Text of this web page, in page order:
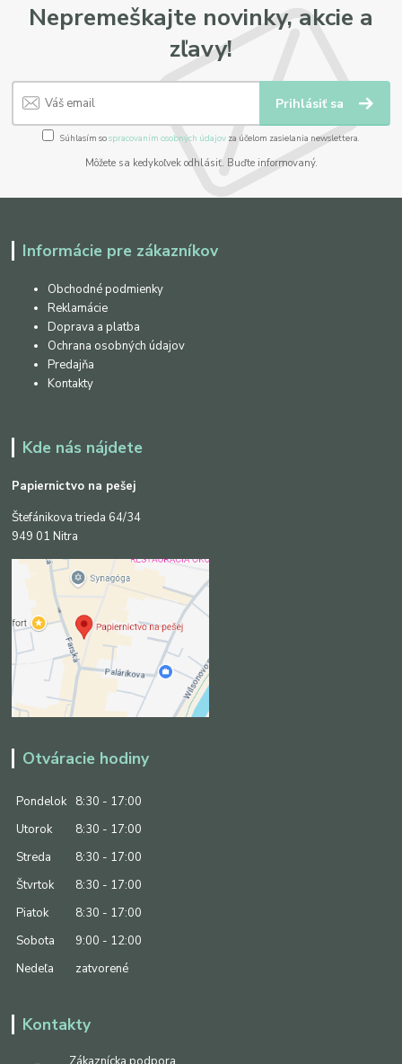
Nepremeškajte novinky, akcie a
zľavy!
Prihlásiť sa
Súhlasím sospracovaním osobných údajov za účelom zasielania newslettera.
Môžete sa kedykoľvek odhlásiť. Buďte informovaný.
Informácie pre zákazníkov
Obchodné podmienky
Reklamácie
Doprava a platba
Ochrana osobných údajov
Predajňa
Kontakty
Kde nás nájdete
Papiernictvo na pešej
Štefánikova trieda 64/34
949 01 Nitra
Otváracie hodiny
Pondelok
8:30 - 17:00
Utorok
8:30 - 17:00
Streda
8:30 - 17:00
Štvrtok
8:30 - 17:00
Piatok
8:30 - 17:00
Sobota
9:00 - 12:00
Nedeľa
zatvorené
Kontakty